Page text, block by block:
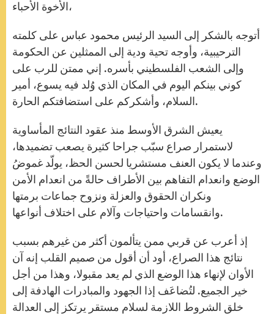
الأخوة الأحباء،
أتوجه بالشكر إلى السيد الرئيس محمود عباس على كلمته
الترحيبية، وأوجه تحية ودية إلى الممثلين عن الحكومة
وإلى الشعب الفلسطيني بأسره. إني ممتن للرب على
كوني بينكم اليوم في المكان الذي وُلد فيه يسوع، أمير
السلام، وأشكركم على استضافتكم الحارة.
يعيش الشرق الأوسط منذ عقود النتائج المأساوية
لاستمرار صراع سبّب جراحا كثيرة يصعب تضميدها،
وعندما لا يكون العنف مستشريا لحسن الحظ، يولّد غموضُ
الوضع وانعدام التفاهم بين الأطراف حالةً من انعدام الأمن
ونكران الحقوق والعزلة ونزوح جماعات برمتها
وانقسامات واحتياجات وآلام على اختلاف أنواعها.
إذ أعرب عن قربي ممن يتألمون أكثر من غيرهم بسبب
نتائج هذا الصراع، أود أن أقول من صميم القلب إنه آن
الأوان لإنهاء هذا الوضع الذي لم يعد مقبولا، وهذا من أجل
خير الجميع. لتُضاعَف إذا الجهود والمبادرات الهادفة إلى
خلق الشروط اللازمة لسلام مستقر يرتكز إلى العدالة